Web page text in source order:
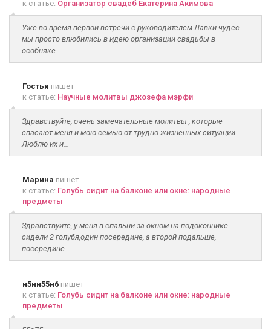
к статье: Организатор свадеб Екатерина Акимова
Уже во время первой встречи с руководителем Лавки чудес
мы просто влюбились в идею организации свадьбы в
особняке...
Гостья пишет
к статье: Научные молитвы джозефа мэрфи
Здравствуйте, очень замечательные молитвы , которые
спасают меня и мою семью от трудно жизненных ситуаций .
Люблю их и...
Марина пишет
к статье: Голубь сидит на балконе или окне: народные
предметы
Здравствуйте, у меня в спальни за окном на подоконнике
сидели 2 голубя,один посередине, а второй подальше,
посередине...
н5нн55н6 пишет
к статье: Голубь сидит на балконе или окне: народные
предметы